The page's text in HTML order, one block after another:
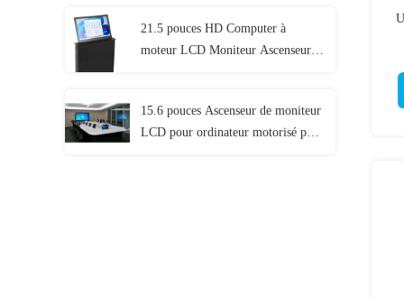
21.5 pouces HD Computer à
moteur LCD Moniteur Ascenseur
15.6 pouces Ascenseur de moniteur
LCD pour ordinateur motorisé pour